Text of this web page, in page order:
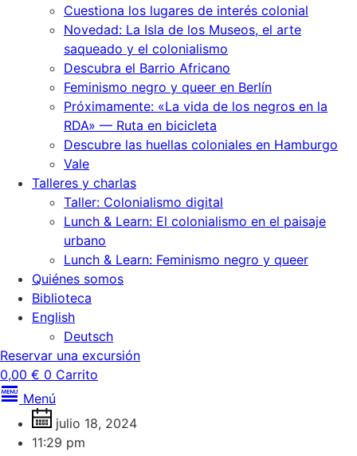
Cuestiona los lugares de interés colonial
Novedad: La Isla de los Museos, el arte
saqueado y el colonialismo
Descubra el Barrio Africano
Feminismo negro y queer en Berlín
Próximamente: «La vida de los negros en la
RDA» — Ruta en bicicleta
Descubre las huellas coloniales en Hamburgo
Vale
Talleres y charlas
Taller: Colonialismo digital
Lunch & Learn: El colonialismo en el paisaje
urbano
Lunch & Learn: Feminismo negro y queer
Quiénes somos
Biblioteca
English
Deutsch
Reservar una excursión
0,00 € 0 Carrito
Menú
julio 18, 2024
11:29 pm